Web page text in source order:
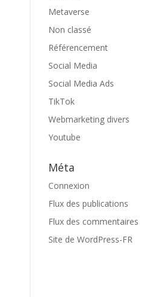
Metaverse
Non classé
Référencement
Social Media
Social Media Ads
TikTok
Webmarketing divers
Youtube
Méta
Connexion
Flux des publications
Flux des commentaires
Site de WordPress-FR